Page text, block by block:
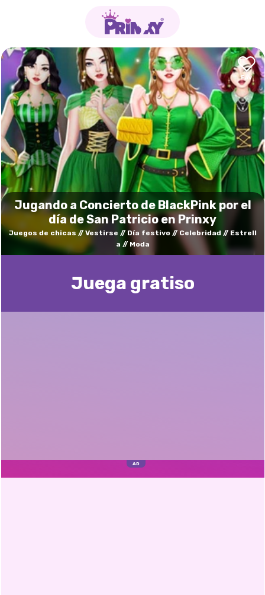
Jugando a Concierto de BlackPink por el
día de San Patricio en Prinxy
Juegos de chicas Vestirse Día festivo Celebridad
Estrell
a
Moda
Juega gratisо